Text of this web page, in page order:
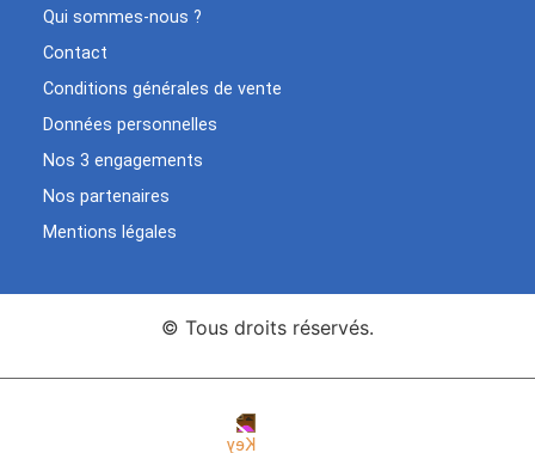
Qui sommes-nous ?
Contact
Conditions générales de vente
Données personnelles
Nos 3 engagements
Nos partenaires
Mentions légales
© Tous droits réservés.